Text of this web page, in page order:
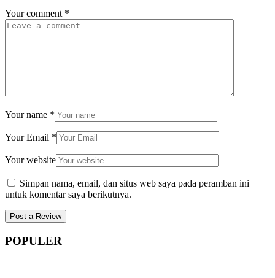
Your comment *
Your name *
Your Email *
Your website
Simpan nama, email, dan situs web saya pada peramban ini
untuk komentar saya berikutnya.
POPULER